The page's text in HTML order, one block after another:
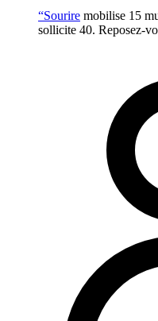
“Sourire mobilise 15
sollicite 40. Reposez-